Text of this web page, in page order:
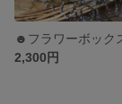
2,300円